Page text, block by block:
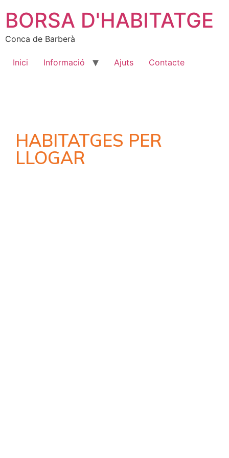
BORSA D'HABITATGE
Conca de Barberà
Inici Informació Ajuts Contacte
HABITATGES PER
LLOGAR